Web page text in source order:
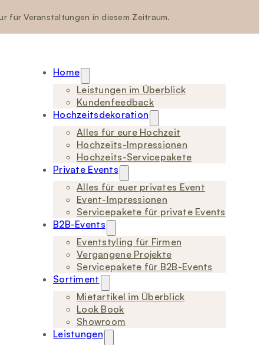
für Veranstaltungen in diesem Zeitraum.
Home
Leistungen im Überblick
Kundenfeedback
Hochzeitsdekoration
Alles für eure Hochzeit
Hochzeits-Impressionen
Hochzeits-Servicepakete
Private Events
Alles für euer privates Event
Event-Impressionen
Servicepakete für private Events
B2B-Events
Eventstyling für Firmen
Vergangene Projekte
Servicepakete für B2B-Events
Sortiment
Mietartikel im Überblick
Look Book
Showroom
Leistungen